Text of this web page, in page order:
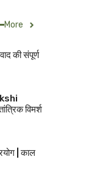
More
की संपूर्ण
विमर्श
| काल